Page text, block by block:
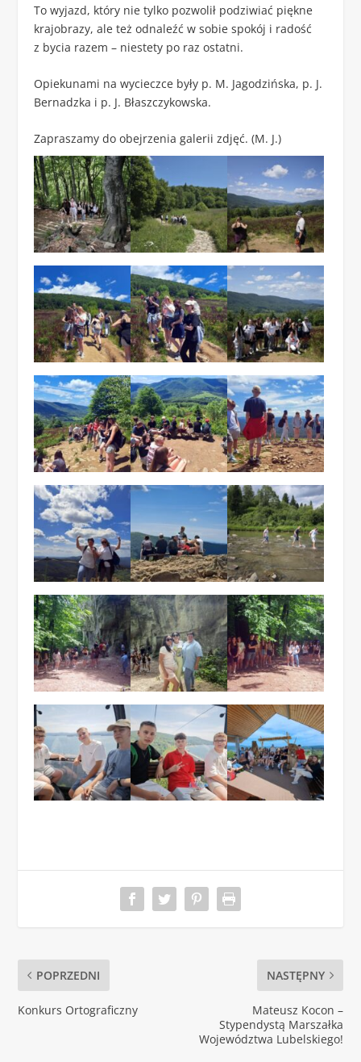
To wyjazd, który nie tylko pozwolił podziwiać piękne
krajobrazy, ale też odnaleźć w sobie spokój i radość
z bycia razem – niestety po raz ostatni.
Opiekunami na wycieczce były p. M. Jagodzińska, p. J.
Bernadzka i p. J. Błaszczykowska.
Zapraszamy do obejrzenia galerii zdjęć. (M. J.)
POPRZEDNI
Konkurs Ortograficzny
NASTĘPNY
Mateusz Kocon –
Stypendystą Marszałka
Województwa Lubelskiego!